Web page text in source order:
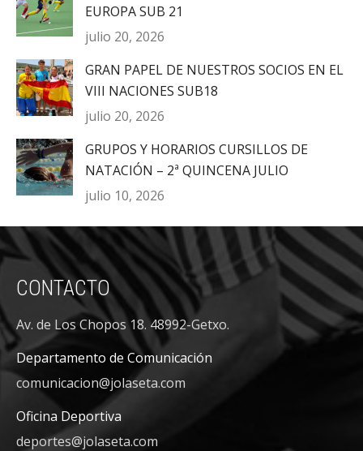
EUROPA SUB 21
julio 20, 2026
GRAN PAPEL DE NUESTROS SOCIOS EN EL
VIII NACIONES SUB18
julio 20, 2026
GRUPOS Y HORARIOS CURSILLOS DE
NATACIÓN – 2ª QUINCENA JULIO
julio 10, 2026
CONTACTO
Av. de Los Chopos 18. 48992-Getxo.
Departamento de Comunicación
comunicacion@jolaseta.com
Oficina Deportiva
deportes@jolaseta.com